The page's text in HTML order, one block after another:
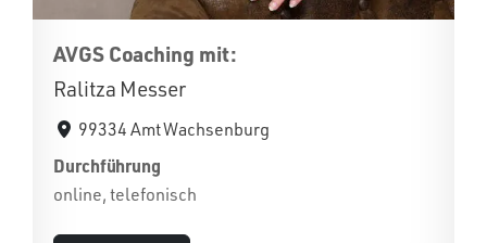
AVGS Coaching mit:
Ralitza Messer
99334 Amt Wachsenburg
Durchführung
online, telefonisch